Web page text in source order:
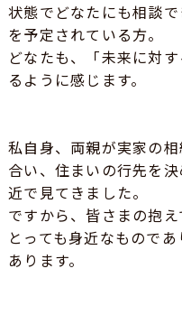
状態でどなたにも相談
を予定されている方。
どなたも、「未来に対
るように感じます。
私自身、両親が実家の
合い、住まいの行先を
近で見てきました。
ですから、皆さまの抱
とっても身近なもので
あります。